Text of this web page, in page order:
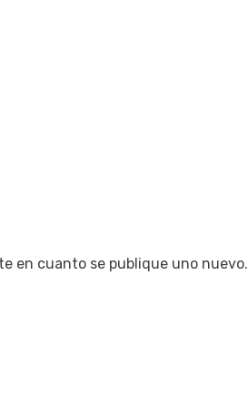
en cuanto se publique uno nuevo.